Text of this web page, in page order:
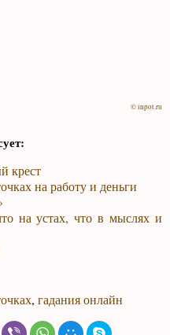
© inpot.ru
крест
на работу и деньги
на устах, что в мыслях и
,гадания онлайн